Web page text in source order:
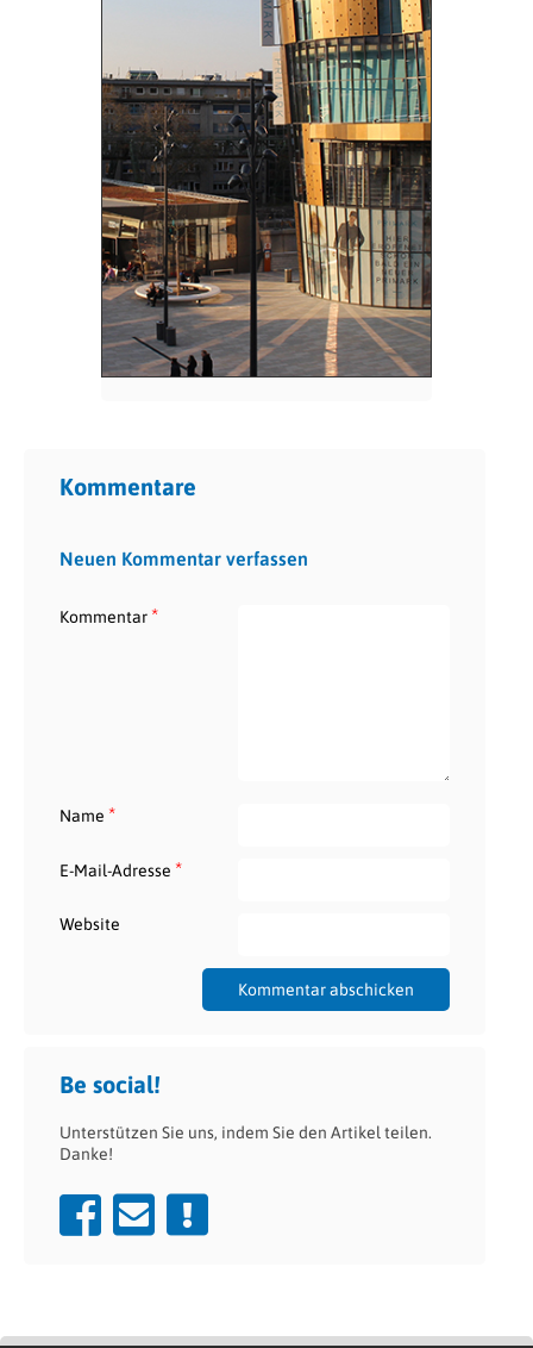
Kommentare
Neuen Kommentar verfassen
Kommentar*
Name *
E-Mail-Adresse *
Website
Be social!
Unterstützen Sie uns, indem Sie den Artikel teilen.
Danke!